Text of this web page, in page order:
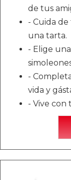
de tus
- Cuida
una tarta.
- Elige
-
vida y
- Vive con